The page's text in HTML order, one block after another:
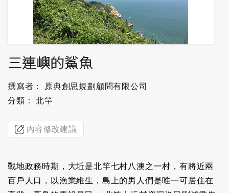
三連嶼的鯊魚
撰寫者： 原典創思規劃顧問有限公司
分類： 北竿
內容修改建議
戰地政務時期，大坵是北竿七村八澳之一村，有將近兩
百戶人口，以漁業維生，島上的男人們是唯一可居住在